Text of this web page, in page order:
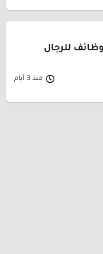
للرجال
منذ 3 أيام